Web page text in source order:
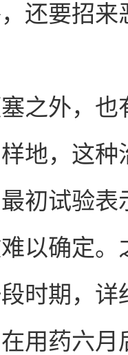
还要招来
之外，
地，这
初试验
以确定
时期，
用药六